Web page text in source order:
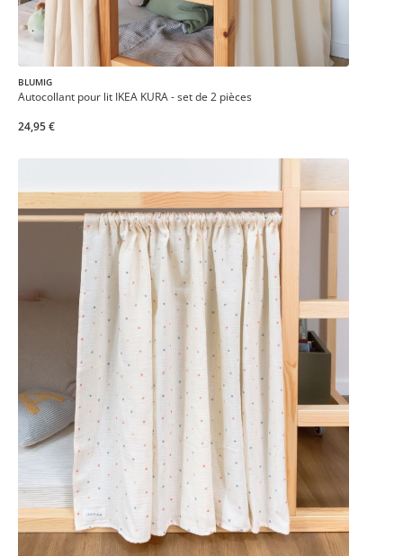
BLUMIG
Autocollant pour lit IKEA KURA - set de 2 pièces
24,95 €